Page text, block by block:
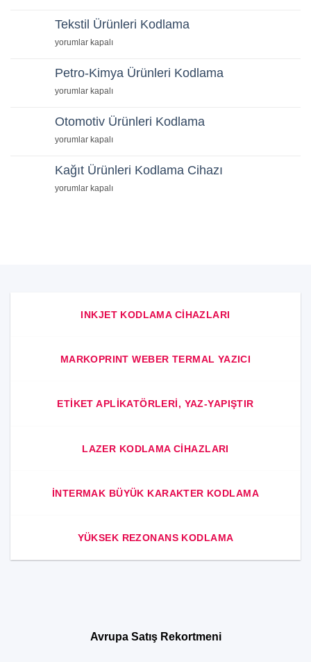
Kodlama
Tekstil Ürünleri Kodlama
Tekstil
Kodlama
yorumlar kapalı
Petro-Kimya Ürünleri Kodlama
Petro-
Ürünleri
için
yorumlar kapalı
Otomotiv Ürünleri Kodlama
Otomotiv
Kodlama
yorumlar kapalı
Kağıt Ürünleri Kodlama Cihazı
Kağıt
yorumlar kapalı
INKJET KODLAMA CIHAZLARI
MARKOPRINT WEBER TERMAL YAZICI
ETIKET APLIKATÖRLERI, YAZ-YAPIŞTIR
LAZER KODLAMA CIHAZLARI
INTERMAK BÜYÜK KARAKTER KODLAMA
YÜKSEK REZONANS KODLAMA
Avrupa Satış Rekortmeni